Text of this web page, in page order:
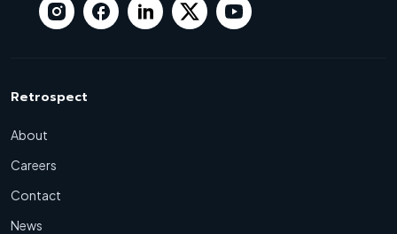
Retrospect
About
Careers
Contact
News